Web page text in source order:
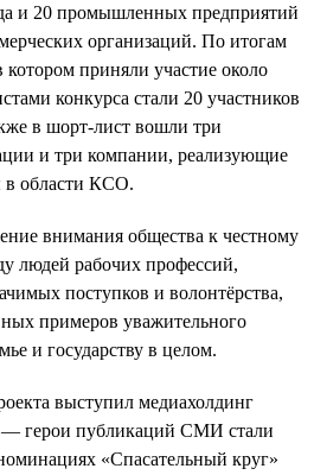
и 20 промышленных предприятий
организаций. По итогам
котором приняли участие около
конкурса стали 20 участников
в шорт-лист вошли три
и три компании, реализующие
области КСО.
внимания общества к честному
людей рабочих профессий,
поступков и волонтёрства,
примеров уважительного
и государству в целом.
выступил медиахолдинг
— герои публикаций СМИ стали
«Спасательный круг»